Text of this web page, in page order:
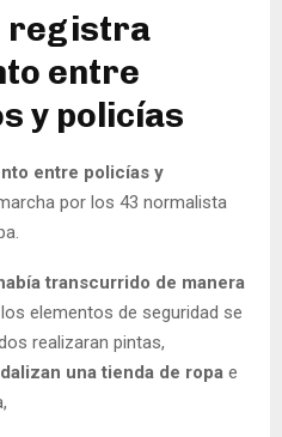
registra
entre
y policías
entre policías y
por los 43 normalista
transcurrido de manera
elementos de seguridad se
realizaran pintas,
una tienda de ropa e